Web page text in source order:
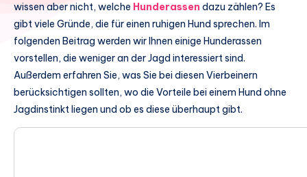
wissen aber nicht, welche Hunderassen dazu zählen? Es
gibt viele Gründe, die für einen ruhigen Hund sprechen. Im
folgenden Beitrag werden wir Ihnen einige Hunderassen
vorstellen, die weniger an der Jagd interessiert sind.
Außerdem erfahren Sie, was Sie bei diesen Vierbeinern
berücksichtigen sollten, wo die Vorteile bei einem Hund ohne
Jagdinstinkt liegen und ob es diese überhaupt gibt.